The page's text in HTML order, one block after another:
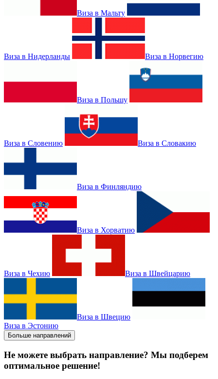
Виза в Мальту
Виза в Нидерланды Виза в Норвегию
Виза в Польшу
Виза в Словению Виза в Словакию
Виза в Финляндию
Виза в Хорватию
Виза в Чехию Виза в Швейцарию
Виза в Швецию
Виза в Эстонию
Больше направлений
Не можете выбрать направление? Мы подберем
оптимальное решение!